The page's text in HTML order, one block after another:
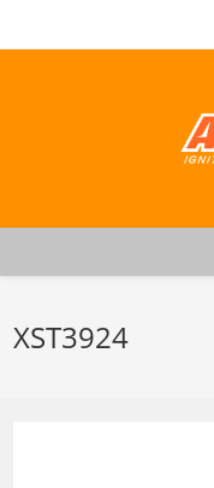
naar
XST3924